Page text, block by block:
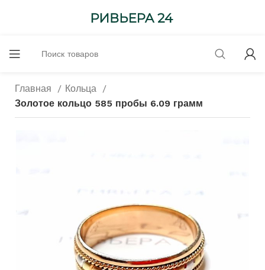
Главная
Кольца
Золотое кольцо 585 пробы 6.09 грамм